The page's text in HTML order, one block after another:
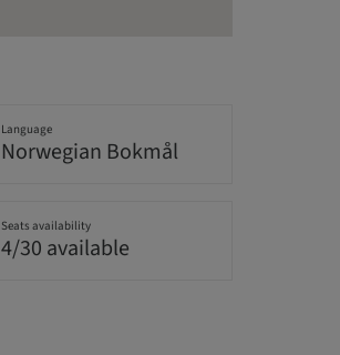
Language
Norwegian Bokmål
Seats availability
4/30 available